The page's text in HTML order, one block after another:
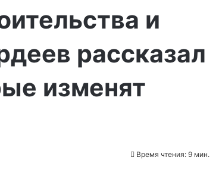
и
рассказал
изменят
Время чтения: 9 мин.